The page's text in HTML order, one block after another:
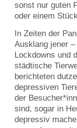
sonst nur guten
oder einem
In Zeiten der
Ausklang jener
Lockdowns und
städtische
berichteten
depressiven
der
sind, sogar in
depressiv